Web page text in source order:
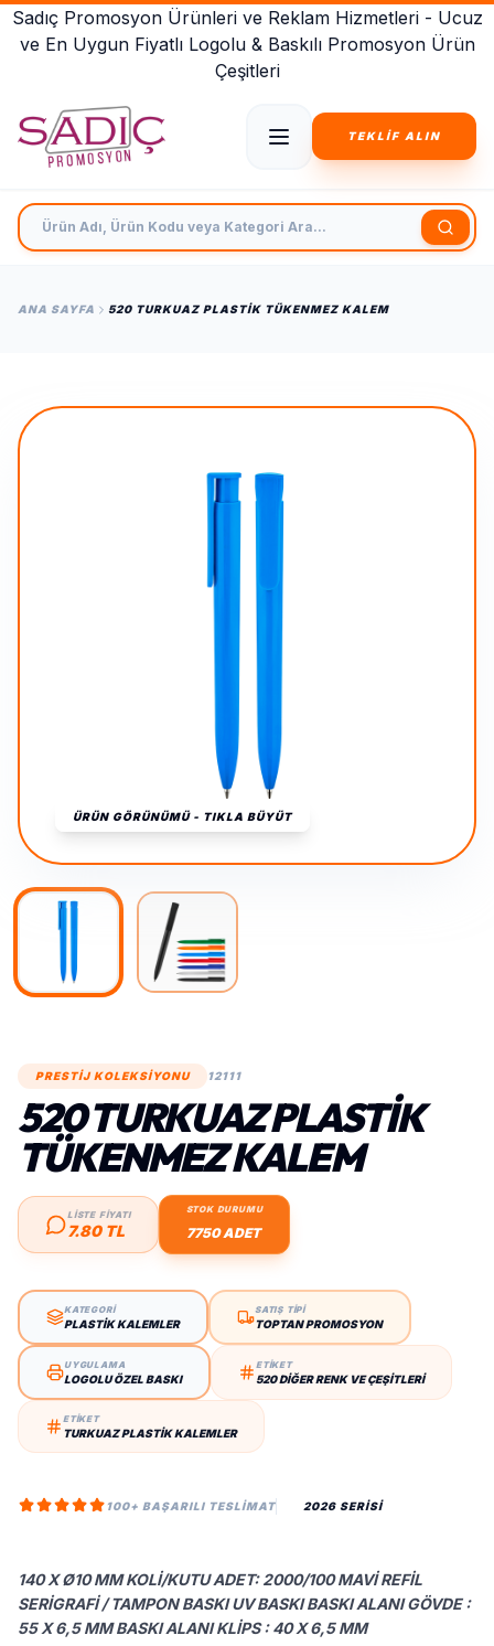
Sadıç Promosyon Ürünleri ve Reklam Hizmetleri - Ucuz
ve En Uygun Fiyatlı Logolu & Baskılı Promosyon Ürün
Çeşitleri
TEKLİF ALIN
Ürün Adı, Ürün Kodu veya Kategori Ara
ANA SAYFA 520 TURKUAZ PLASTIK TÜKENMEZ KALEM
ÜRÜN GÖRÜNÜMÜ - TIKLA BÜYÜT
PRESTİJ KOLEKSİYONU 12111
520 TURKUAZ PLASTIK
TÜKENMEZ KALEM
LİSTE FİYATI
7.80 TL
STOK DURUMU
7750 ADET
KATEGORİ
PLASTIK KALEMLER
SATIŞ TİPİ
TOPTAN PROMOSYON
UYGULAMA
LOGOLU ÖZEL BASKI
ETİKET
520 DIĞER RENK VE ÇEŞITLERI
ETİKET
TURKUAZ PLASTIK KALEMLER
100+ BAŞARILI TESLIMAT 2026 SERİSİ
140 X Ø10 MM KOLI/KUTU ADET: 2000/100 MAVI REFIL
SERIGRAFI / TAMPON BASKI UV BASKI BASKI ALANI GÖVDE :
55 X 6,5 MM BASKI ALANI KLIPS : 40 X 6,5 MM